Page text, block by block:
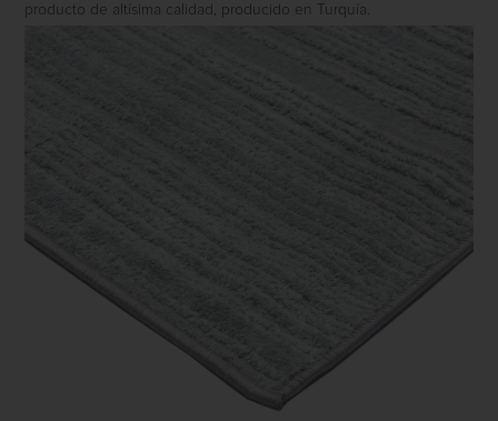
producto de altísima calidad, producido en Turquía.